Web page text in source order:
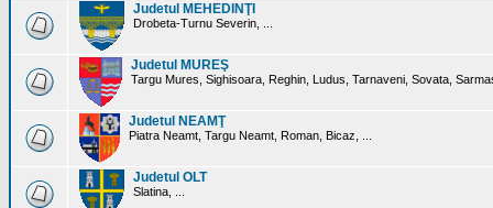
Judetul MEHEDINŢI
Drobeta-Turnu Severin, ...
Judetul MUREŞ
Targu Mures, Sighisoara, Reghin, Ludus, Tarnaveni, Sovata,
Judetul NEAMŢ
Piatra Neamt, Targu Neamt, Roman, Bicaz, ...
Judetul OLT
Slatina, ...